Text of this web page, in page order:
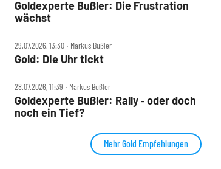
Goldexperte Bußler: Die Frustration
wächst
29.07.2026, 13:30 ‧ Markus Bußler
Gold: Die Uhr tickt
28.07.2026, 11:39 ‧ Markus Bußler
Goldexperte Bußler: Rally ‑ oder doch
noch ein Tief?
Mehr Gold Empfehlungen